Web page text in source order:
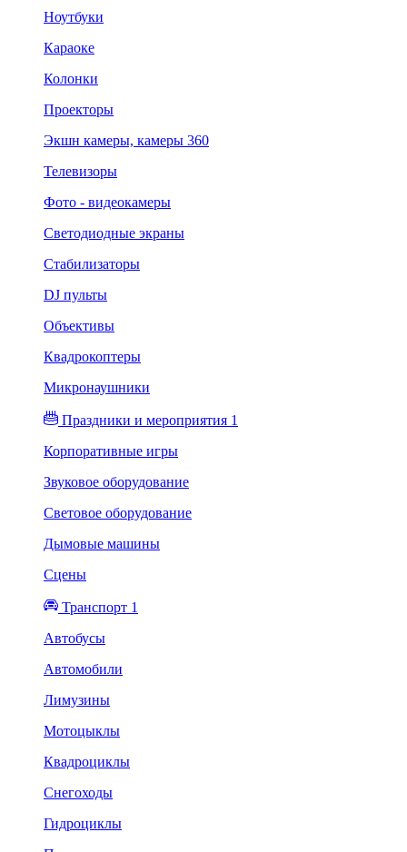
Ноутбуки
Караоке
Колонки
Проекторы
Экшн камеры, камеры 360
Телевизоры
Фото - видеокамеры
Светодиодные экраны
Стабилизаторы
DJ пульты
Объективы
Квадрокоптеры
Микронаушники
Праздники и мероприятия 1
Корпоративные игры
Звуковое оборудование
Световое оборудование
Дымовые машины
Сцены
Транспорт 1
Автобусы
Автомобили
Лимузины
Мотоцыклы
Квадроциклы
Снегоходы
Гидроциклы